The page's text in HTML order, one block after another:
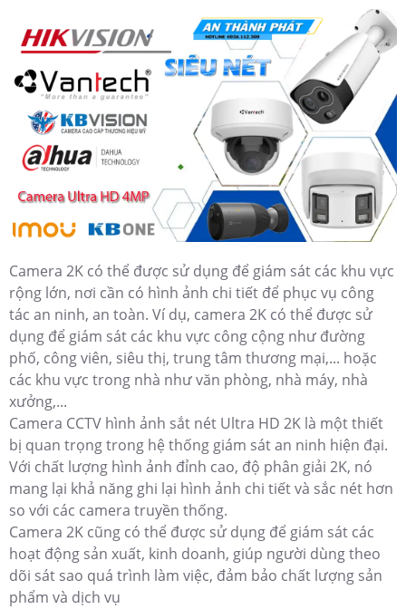
Camera 2K có thể được sử dụng để giám sát các khu vực
rộng lớn, nơi cần có hình ảnh chi tiết để phục vụ công
tác an ninh, an toàn. Ví dụ, camera 2K có thể được sử
dụng để giám sát các khu vực công cộng như đường
phố, công viên, siêu thị, trung tâm thương mại,... hoặc
các khu vực trong nhà như văn phòng, nhà máy, nhà
xưởng,...
Camera CCTV hình ảnh sắt nét Ultra HD 2K là một thiết
bị quan trọng trong hệ thống giám sát an ninh hiện đại.
Với chất lượng hình ảnh đỉnh cao, độ phân giải 2K, nó
mang lại khả năng ghi lại hình ảnh chi tiết và sắc nét hơn
so với các camera truyền thống.
Camera 2K cũng có thể được sử dụng để giám sát các
hoạt động sản xuất, kinh doanh, giúp người dùng theo
dõi sát sao quá trình làm việc, đảm bảo chất lượng sản
phẩm và dịch vụ